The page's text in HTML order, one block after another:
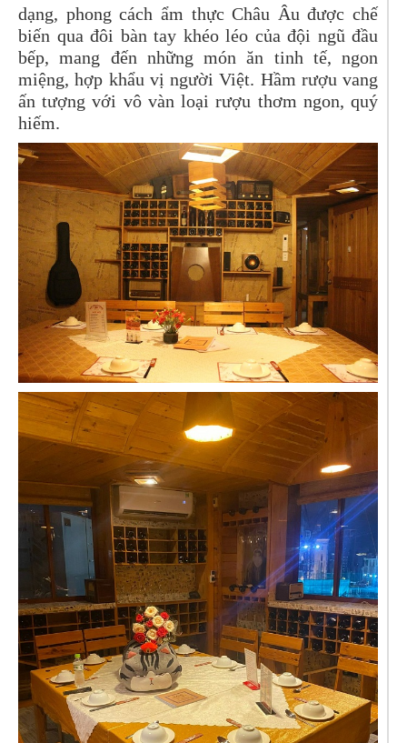
dạng, phong cách ẩm thực Châu Âu được chế
biến qua đôi bàn tay khéo léo của đội ngũ đầu
bếp, mang đến những món ăn tinh tế, ngon
miệng, hợp khẩu vị người Việt. Hầm rượu vang
ấn tượng với vô vàn loại rượu thơm ngon, quý
hiếm.